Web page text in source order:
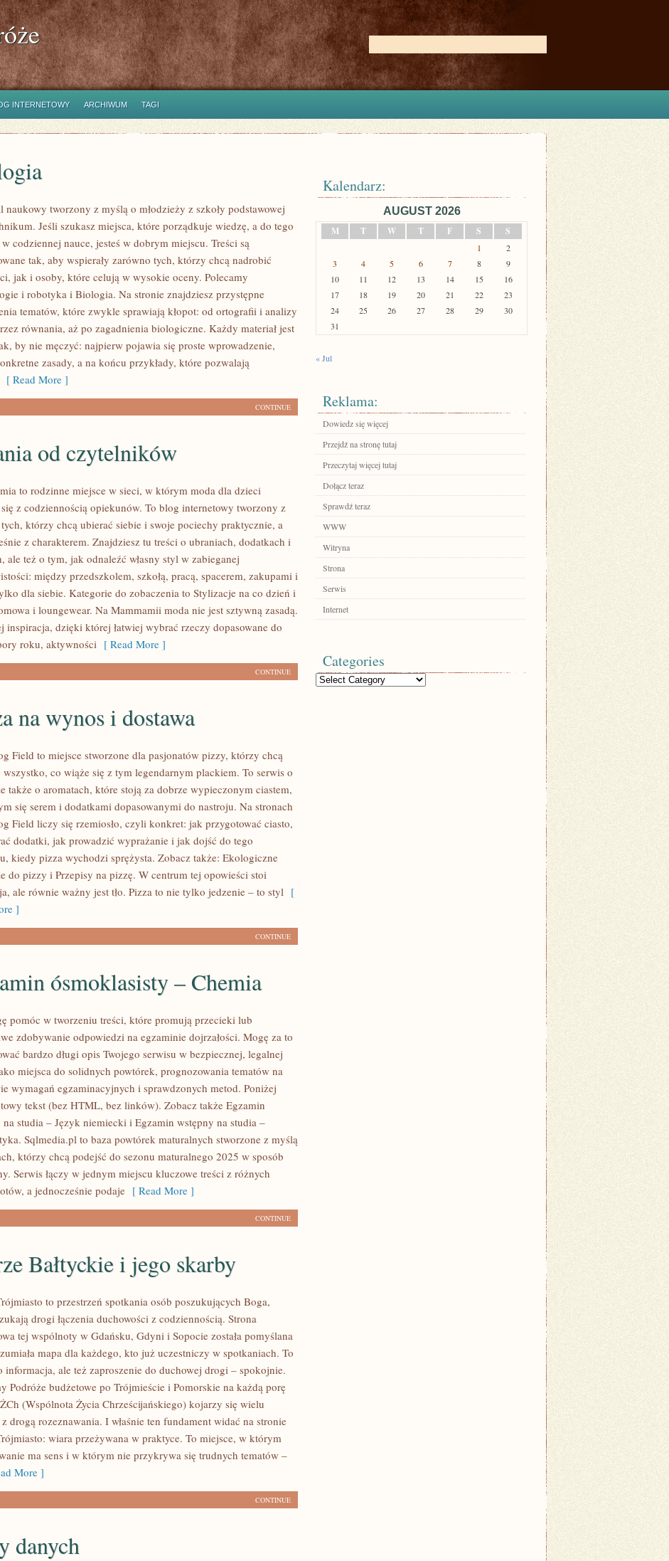
INTERNETOWY ARCHIWUM TAGI
naukowy tworzony z myślą o młodzieży z szkoły podstawowej
Jeśli szukasz miejsca, które porządkuje wiedzę, a do tego
codziennej nauce, jesteś w dobrym miejscu. Treści są
tak, aby wspierały zarówno tych, którzy chcą nadrobić
jak i osoby, które celują w wysokie oceny. Polecamy
i robotyka i Biologia. Na stronie znajdziesz przystępne
tematów, które zwykle sprawiają kłopot: od ortografii i analizy
równania, aż po zagadnienia biologiczne. Każdy materiał jest
by nie męczyć: najpierw pojawia się proste wprowadzenie,
zasady, a na końcu przykłady, które pozwalają
[ Read More ]
CONTINUE
od czytelników
to rodzinne miejsce w sieci, w którym moda dla dzieci
z codziennością opiekunów. To blog internetowy tworzony z
którzy chcą ubierać siebie i swoje pociechy praktycznie, a
z charakterem. Znajdziesz tu treści o ubraniach, dodatkach i
ale też o tym, jak odnaleźć własny styl w zabieganej
między przedszkolem, szkołą, pracą, spacerem, zakupami i
dla siebie. Kategorie do zobaczenia to Stylizacje na co dzień i
i loungewear. Na Mammamii moda nie jest sztywną zasadą.
inspiracja, dzięki której łatwiej wybrać rzeczy dopasowane do
roku, aktywności [ Read More ]
CONTINUE
na wynos i dostawa
Field to miejsce stworzone dla pasjonatów pizzy, którzy chcą
wszystko, co wiąże się z tym legendarnym plackiem. To serwis o
także o aromatach, które stoją za dobrze wypieczonym ciastem,
się serem i dodatkami dopasowanymi do nastroju. Na stronach
Field liczy się rzemiosło, czyli konkret: jak przygotować ciasto,
dodatki, jak prowadzić wyprażanie i jak dojść do tego
kiedy pizza wychodzi sprężysta. Zobacz także: Ekologiczne
do pizzy i Przepisy na pizzę. W centrum tej opowieści stoi
ale równie ważny jest tło. Pizza to nie tylko jedzenie – to styl [
]
CONTINUE
ósmoklasisty – Chemia
pomóc w tworzeniu treści, które promują przecieki lub
zdobywanie odpowiedzi na egzaminie dojrzałości. Mogę za to
bardzo długi opis Twojego serwisu w bezpiecznej, legalnej
miejsca do solidnych powtórek, prognozowania tematów na
wymagań egzaminacyjnych i sprawdzonych metod. Poniżej
tekst (bez HTML, bez linków). Zobacz także Egzamin
na studia – Język niemiecki i Egzamin wstępny na studia –
Sqlmedia.pl to baza powtórek maturalnych stworzone z myślą
którzy chcą podejść do sezonu maturalnego 2025 w sposób
Serwis łączy w jednym miejscu kluczowe treści z różnych
a jednocześnie podaje [ Read More ]
CONTINUE
Bałtyckie i jego skarby
to przestrzeń spotkania osób poszukujących Boga,
drogi łączenia duchowości z codziennością. Strona
tej wspólnoty w Gdańsku, Gdyni i Sopocie została pomyślana
mapa dla każdego, kto już uczestniczy w spotkaniach. To
informacja, ale też zaproszenie do duchowej drogi – spokojnie.
Podróże budżetowe po Trójmieście i Pomorskie na każdą porę
(Wspólnota Życia Chrześcijańskiego) kojarzy się wielu
drogą rozeznawania. I właśnie ten fundament widać na stronie
wiara przeżywana w praktyce. To miejsce, w którym
ma sens i w którym nie przykrywa się trudnych tematów –
More ]
CONTINUE
danych
Kalendarz:
AUGUST 2026
M
T W T F S S
1
2
3
4 5 6 7 8
9
10
11 12 13 14 15
16
17
18 19 20 21 22
23
24
25 26 27 28 29
30
31
« Jul
Reklama:
Dowiedz się więcej
Przejdź na stronę tutaj
Przeczytaj więcej tutaj
Dołącz teraz
Sprawdź teraz
WWW
Witryna
Strona
Serwis
Internet
Categories
Categories